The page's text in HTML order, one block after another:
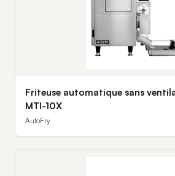
Friteuse automatique sans
MTI-10X
AutoFry